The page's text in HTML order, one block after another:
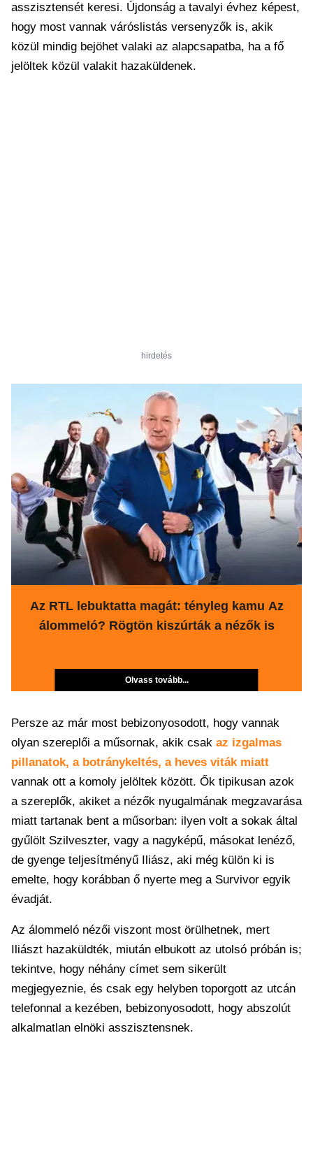
asszisztensét keresi. Újdonság a tavalyi évhez képest,
hogy most vannak váróslistás versenyzők is, akik
közül mindig bejöhet valaki az alapcsapatba, ha a fő
jelöltek közül valakit hazaküldenek.
hirdetés
Az RTL lebuktatta magát: tényleg kamu Az
álommeló? Rögtön kiszúrták a nézők is
Olvass tovább...
Persze az már most bebizonyosodott, hogy vannak
olyan szereplői a műsornak, akik csak az izgalmas
pillanatok, a botránykeltés, a heves viták miatt
vannak ott a komoly jelöltek között. Ők tipikusan azok
a szereplők, akiket a nézők nyugalmának megzavarása
miatt tartanak bent a műsorban: ilyen volt a sokak által
gyűlölt Szilveszter, vagy a nagyképű, másokat lenéző,
de gyenge teljesítményű Iliász, aki még külön ki is
emelte, hogy korábban ő nyerte meg a Survivor egyik
évadját.
Az álommeló nézői viszont most örülhetnek, mert
Iliászt hazaküldték, miután elbukott az utolsó próbán is;
tekintve, hogy néhány címet sem sikerült
megjegyeznie, és csak egy helyben toporgott az utcán
telefonnal a kezében, bebizonyosodott, hogy abszolút
alkalmatlan elnöki asszisztensnek.